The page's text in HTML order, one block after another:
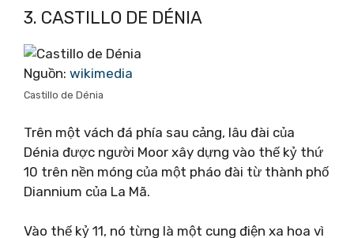
3. CASTILLO DE DÉNIA
Nguồn: wikimedia
Castillo de Dénia
Trên một vách đá phía sau cảng, lâu đài của
Dénia được người Moor xây dựng vào thế kỷ thứ
10 trên nền móng của một pháo đài từ thành phố
Diannium của La Mã.
Vào thế kỷ 11, nó từng là một cung điện xa hoa vì